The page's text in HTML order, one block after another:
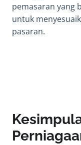
pemasaran yang
untuk
pasaran.